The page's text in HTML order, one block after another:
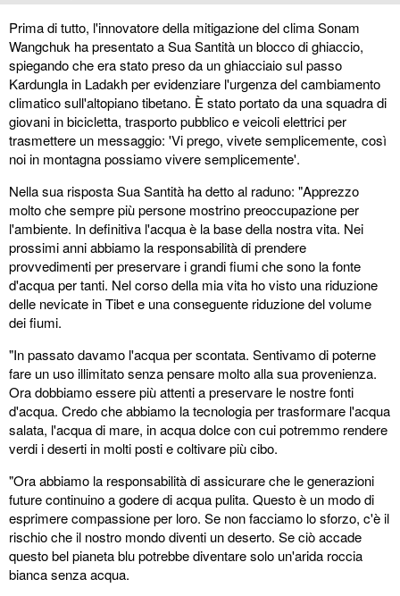
Prima di tutto, l'innovatore della mitigazione del clima Sonam
Wangchuk ha presentato a Sua Santità un blocco di ghiaccio,
spiegando che era stato preso da un ghiacciaio sul passo
Kardungla in Ladakh per evidenziare l'urgenza del cambiamento
climatico sull'altopiano tibetano. È stato portato da una squadra di
giovani in bicicletta, trasporto pubblico e veicoli elettrici per
trasmettere un messaggio: 'Vi prego, vivete semplicemente, così
noi in montagna possiamo vivere semplicemente'.
Nella sua risposta Sua Santità ha detto al raduno: "Apprezzo
molto che sempre più persone mostrino preoccupazione per
l'ambiente. In definitiva l'acqua è la base della nostra vita. Nei
prossimi anni abbiamo la responsabilità di prendere
provvedimenti per preservare i grandi fiumi che sono la fonte
d'acqua per tanti. Nel corso della mia vita ho visto una riduzione
delle nevicate in Tibet e una conseguente riduzione del volume
dei fiumi.
"In passato davamo l'acqua per scontata. Sentivamo di poterne
fare un uso illimitato senza pensare molto alla sua provenienza.
Ora dobbiamo essere più attenti a preservare le nostre fonti
d'acqua. Credo che abbiamo la tecnologia per trasformare l'acqua
salata, l'acqua di mare, in acqua dolce con cui potremmo rendere
verdi i deserti in molti posti e coltivare più cibo.
"Ora abbiamo la responsabilità di assicurare che le generazioni
future continuino a godere di acqua pulita. Questo è un modo di
esprimere compassione per loro. Se non facciamo lo sforzo, c'è il
rischio che il nostro mondo diventi un deserto. Se ciò accade
questo bel pianeta blu potrebbe diventare solo un'arida roccia
bianca senza acqua.